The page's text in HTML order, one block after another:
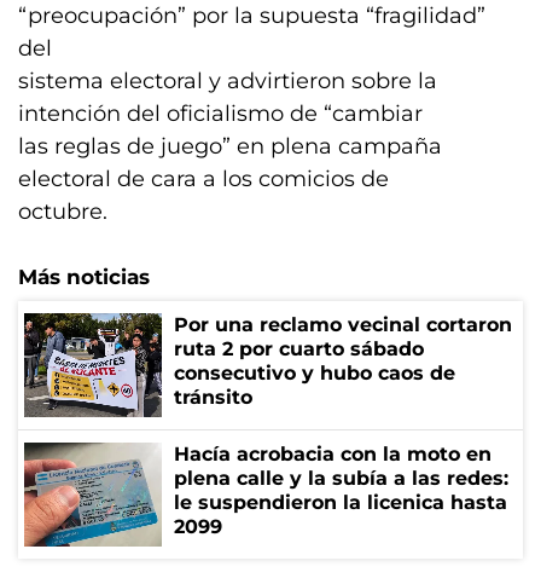
“preocupación” por la supuesta “fragilidad”
del
sistema electoral y advirtieron sobre la
intención del oficialismo de “cambiar
las reglas de juego” en plena campaña
electoral de cara a los comicios de
octubre.
Más noticias
Por una reclamo vecinal cortaron
ruta 2 por cuarto sábado
consecutivo y hubo caos de
tránsito
Hacía acrobacia con la moto en
plena calle y la subía a las redes:
le suspendieron la licenica hasta
2099